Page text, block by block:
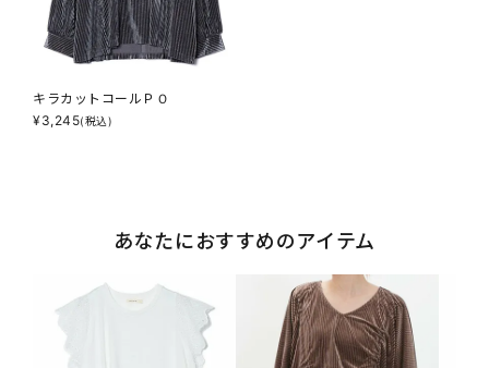
キラカットコールＰＯ
¥3,245(税込)
あなたにおすすめのアイテム